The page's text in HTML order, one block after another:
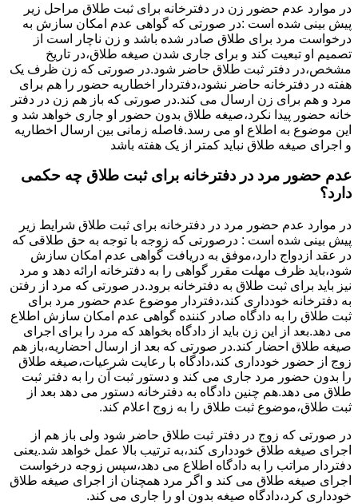
در موارد عدم حضور زن در دفترخانه برای ثبت طلاق مراحل زیر
پیش بینی شده است :در صورتی که گواهی عدم امکان سازش به
درخواست مرد برای طلاق صادر شده باشد و زن ناچار است از
تصمیم او تبعیت کند و برای جاری شدن صیغه طلاق،در تاریخ
مشخص،در دفتر ثبت طلاق حاضر شود.در صورتی که زن ظرف یک
هفته در دفترخانه حاضر نشود،دفتردار اخطاریه حضور را هم برای
مرد و هم برای زن ارسال می کند.در صورتی که باز هم زن در دفتر
خانه حضور پیدا نکرد،صیغه طلاق بدون حضور او جاری خواهد شد و
این موضوع به اطلاع او می رسد.فاصله زمانی بین ارسال اخطاریه
و اجرای صیغه طلاق نباید کمتر از یک هفته باشد
عدم حضور مرد در دفترخانه برای ثبت طلاق چه حکمی
دارد؟
در موارد عدم حضور مرد در دفترخانه برای ثبت طلاق شرایط زیر
پیش بینی شده است : درصورتی که زوجه با توجه به حق طلاقی که
در عقد ازدواج دارد،موفق به دریافت گواهی عدم امکان سازش
شود،باید ظرف مهلت مقرر گواهی را به دفترخانه ارائه دهد و مرد
نیز باید برای ثبت طلاق به دفترخانه برود.در صورتی که مرد از رفتن
به دفترخانه خودداری کند،دفتردار موضوع عدم حضور مرد برای
ثبت طلاق را به دادگاه صادر کننده گواهی عدم امکان سازش اطلاع
می دهد.بعد از این زن باید از دادگاه بخواهد که مرد را برای اجرای
صیغه طلاق احضار کند.در صورتی که بعد از ارسال احضاریه،باز هم
زوج از حضور خودداری کند،دادگاه با رعایت شرعیات،صیغه طلاق
را بدون حضور مرد جاری می کند و دستور ثبت آن را به دفتر ثبت
طلاق می دهد.هم چنین دادگاه به دفترخانه دستور می دهد بعد از
ثبت طلاق،موضوع ثبت طلاق را به زوج اعلام کند.
در صورتی که زوج در دفتر ثبت طلاق حاضر شود ولی باز هم از
اجرای صیغه طلاق خودداری کند،به ترتیب بالا عمل خواهد شد.یعنی
دفتردار مراتب را به دادگاه اطلاع می دهد،سپس زوجه درخواست
اجرای صیغه طلاق می کند و اگر مرد همچنان از اجرای صیغه طلاق
خودداری کرد،دادگاه صیغه بدون او را جاری می کند.